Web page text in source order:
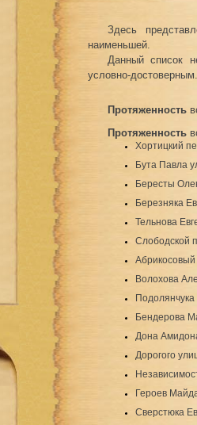
Здесь
наименьшей.
Данный список
условно-достоверным.
Протяженность
Протяженность
Хортицкий
Бута Павла
Бересты
Березняка
Тельнова
Слободской
Абрикосовый
Волохова
Бендерова
Дона
Дорогого
Героев
Сверстюка